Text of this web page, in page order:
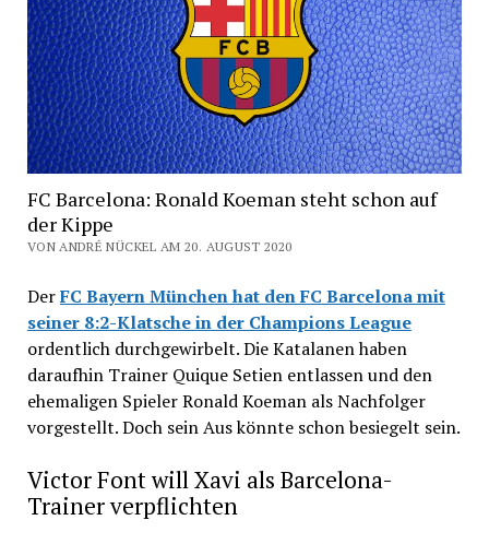
FC Barcelona: Ronald Koeman steht schon auf
der Kippe
VON ANDRÉ NÜCKEL AM 20. AUGUST 2020
DerFC Bayern München hat den FC Barcelona mit
seiner 8:2-Klatsche in der Champions League
ordentlich durchgewirbelt. Die Katalanen haben
daraufhin Trainer Quique Setien entlassen und den
ehemaligen Spieler Ronald Koeman als Nachfolger
vorgestellt. Doch sein Aus könnte schon besiegelt sein.
Victor Font will Xavi als Barcelona-
Trainer verpflichten